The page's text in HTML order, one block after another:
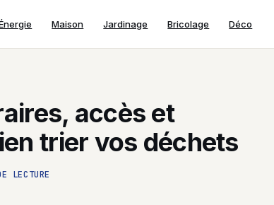
Maison Jardinage Bricolage Déco
accès et
trier vos déchets
LECTURE